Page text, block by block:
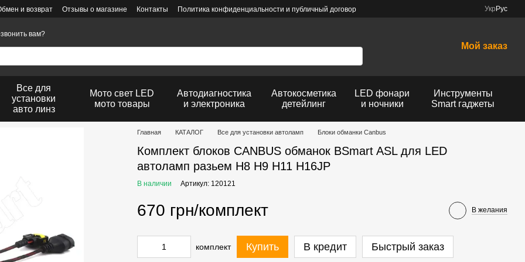
и возврат Отзывы о магазине Контакты Политика конфиденциальности и публичный договор Укр Рус
вам?
Мой заказ
Все для
установки
авто линз
Мото свет LED
мото товары
Автодиагностика
и электроника
Автокосметика
детейлинг
LED фонари
и ночники
Инструменты
Smart гаджеты
Главная КАТАЛОГ Все для установки автоламп Блоки обманки Canbus
Комплект блоков CANBUS обманок BSmart ASL для LED
автоламп разьем H8 H9 H11 H16JP
В наличии Артикул: 120121
670 грн/комплект В желания
комплект Купить В кредит Быстрый заказ